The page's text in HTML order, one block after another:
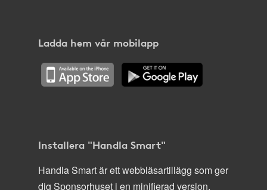
Ladda hem vår mobilapp
Installera "Handla Smart"
Handla Smart är ett webbläsartillägg som ger
dig Sponsorhuset i en minifierad version,